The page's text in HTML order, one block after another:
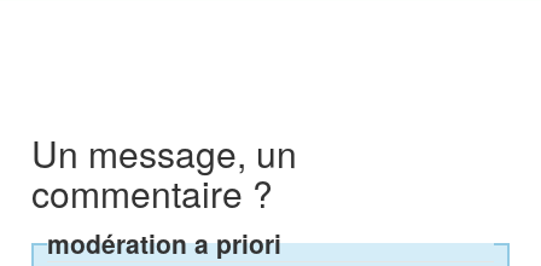
Un message, un
commentaire ?
modération a priori